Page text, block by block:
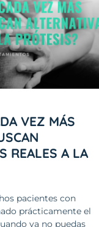
VEZ MÁS
REALES A LA
pacientes con
prácticamente el
ya no puedas